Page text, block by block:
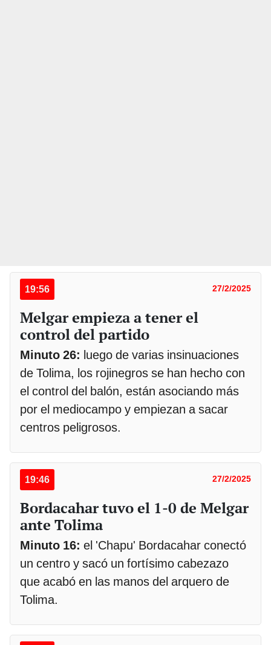
19:56 27/2/2025
Melgar empieza a tener el
control del partido
Minuto 26: luego de varias insinuaciones
de Tolima, los rojinegros se han hecho con
el control del balón, están asociando más
por el mediocampo y empiezan a sacar
centros peligrosos.
19:46 27/2/2025
Bordacahar tuvo el 1-0 de Melgar
ante Tolima
Minuto 16: el 'Chapu' Bordacahar conectó
un centro y sacó un fortísimo cabezazo
que acabó en las manos del arquero de
Tolima.